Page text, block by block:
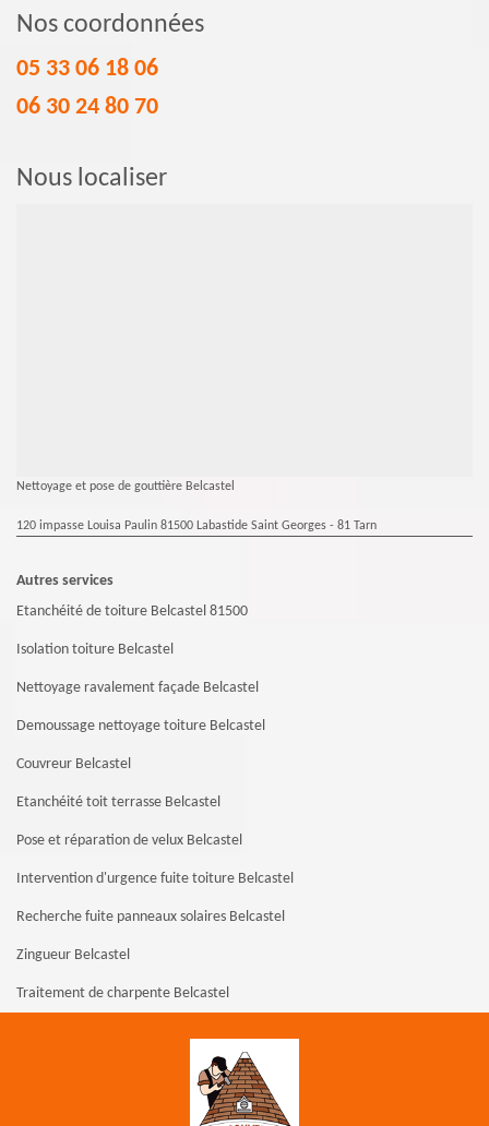
Nos coordonnées
05 33 06 18 06
06 30 24 80 70
Nous localiser
Nettoyage et pose de gouttière Belcastel
120 impasse Louisa Paulin 81500 Labastide Saint Georges - 81 Tarn
Autres services
Etanchéité de toiture Belcastel 81500
Isolation toiture Belcastel
Nettoyage ravalement façade Belcastel
Demoussage nettoyage toiture Belcastel
Couvreur Belcastel
Etanchéité toit terrasse Belcastel
Pose et réparation de velux Belcastel
Intervention d'urgence fuite toiture Belcastel
Recherche fuite panneaux solaires Belcastel
Zingueur Belcastel
Traitement de charpente Belcastel